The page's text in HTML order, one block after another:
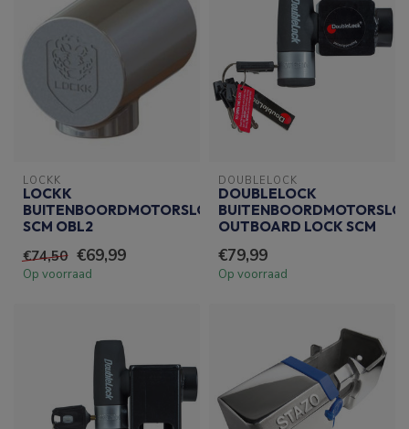
LOCKK
LOCKK
BUITENBOORDMOTORSLOT
SCM OBL2
€74,50 €69,99
Op voorraad
DOUBLELOCK
DOUBLELOCK
OUTBOARD LOCK SCM
€79,99
Op voorraad